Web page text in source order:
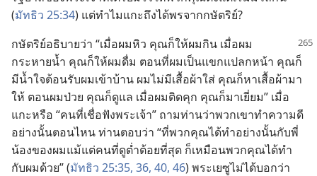
(มัทธิว 25:34) แต่​ทำไม​แกะ​ถึง​ได้​พร​จาก​กษัตริย์?
กษัตริย์​อธิบาย​ว่า “เมื่อ​ผม​หิว คุณ​ก็​ให้​ผม​กิน เมื่อ​ผม​
กระหาย​น้ำ คุณ​ก็​ให้​ผม​ดื่ม ตอน​ที่​ผม​เป็น​แขก​แปลก​หน้า คุณ​ก็​
มี​น้ำใจ​ต้อนรับ​ผม​เข้า​บ้าน ผม​ไม่​มี​เสื้อ​ผ้า​ใส่ คุณ​ก็​หา​เสื้อ​ผ้า​มา​
ให้ ตอน​ผม​ป่วย คุณ​ก็​ดู​แล เมื่อ​ผม​ติด​คุก คุณ​ก็​มา​เยี่ยม” เมื่อ​
แกะ​หรือ “คน​ที่​เชื่อ​ฟัง​พระเจ้า” ถาม​ท่าน​ว่า​พวก​เขา​ทำ​ความ​ดี​
อย่าง​นั้น​ตอน​ไหน ท่าน​ตอบ​ว่า “ที่​พวก​คุณ​ได้​ทำ​อย่าง​นั้น​กับ​พี่​
น้อง​ของ​ผม​แม้​แต่​คน​ที่​ดู​ต่ำต้อย​ที่​สุด ก็​เหมือน​พวก​คุณ​ได้​ทำ​
กับ​ผม​ด้วย” (มัทธิว 25:35, 36, 40, 46) พระ​เยซู​ไม่​ได้​บอก​ว่า​